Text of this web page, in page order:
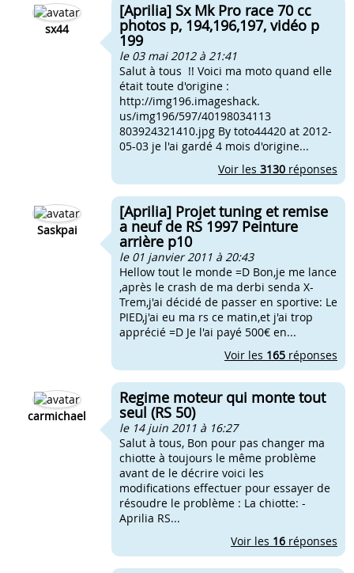
sx44
[Aprilia] Sx Mk Pro race 70 cc
photos p, 194,196,197, vidéo p
199
le 03 mai 2012 à 21:41
Salut à tous !! Voici ma moto quand elle
était toute d'origine :
http://img196.imageshack.
us/img196/597/40198034113
803924321410.jpg By toto44420 at 2012-
05-03 je l'ai gardé 4 mois d'origine...
Voir les 3130 réponses
Saskpai
[Aprilia] Projet tuning et remise
a neuf de RS 1997 Peinture
arrière p10
le 01 janvier 2011 à 20:43
Hellow tout le monde =D Bon,je me lance
,après le crash de ma derbi senda X-
Trem,j'ai décidé de passer en sportive: Le
PIED,j'ai eu ma rs ce matin,et j'ai trop
apprécié =D Je l'ai payé 500€ en...
Voir les 165 réponses
carmichael
Regime moteur qui monte tout
seul (RS 50)
le 14 juin 2011 à 16:27
Salut à tous, Bon pour pas changer ma
chiotte à toujours le même problème
avant de le décrire voici les
modifications effectuer pour essayer de
résoudre le problème : La chiotte: -
Aprilia RS...
Voir les 16 réponses